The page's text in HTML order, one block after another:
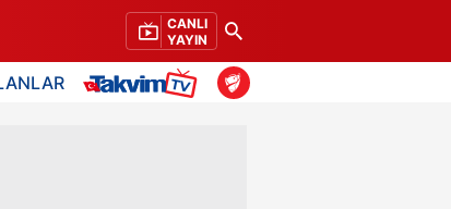
CANLI
YAYIN